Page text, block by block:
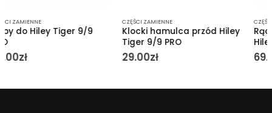
CZĘŚCI ZAMIENNE
Klocki hamulca przód Hiley
29.00
CZĘŚCI ZAMIENNE
Rączka hamulca prawa do
Hiley Tiger 8
69.00